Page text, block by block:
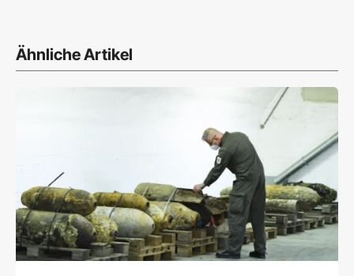
Ähnliche Artikel